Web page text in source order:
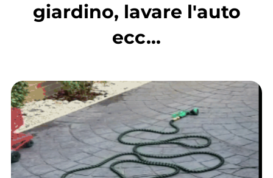
giardino, lavare l'auto
ecc...